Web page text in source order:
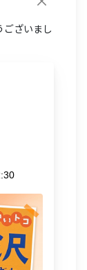
ございまし